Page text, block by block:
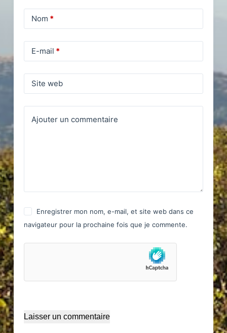
Nom *
E-mail *
Site web
Ajouter un commentaire
Enregistrer mon nom, e-mail, et site web dans ce
navigateur pour la prochaine fois que je commente.
Laisser un commentaire